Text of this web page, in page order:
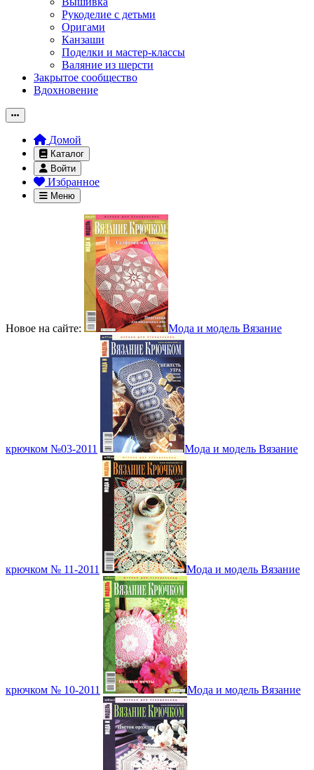
Рукоделие с детьми
Оригами
Канзаши
Поделки и мастер-классы
Валяние из шерсти
Закрытое сообщество
Вдохновение
Домой
Каталог
Войти
Избранное
Меню
Новое на сайте: Мода и модель Вязание
крючком №03-2011 Мода и модель Вязание
крючком № 11-2011 Мода и модель Вязание
крючком № 10-2011 Мода и модель Вязание